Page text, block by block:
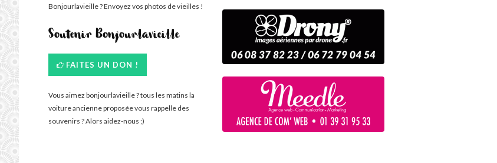
Bonjourlavieille ? Envoyez vos photos de vieilles !
Soutenir Bonjourlavieille
FAITES UN DON !
Vous aimez bonjourlavieille ? tous les matins la
voiture ancienne proposée vous rappelle des
souvenirs ? Alors aidez-nous ;)